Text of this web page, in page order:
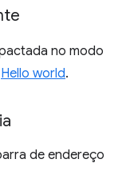
no modo
Hello world.
de endereço